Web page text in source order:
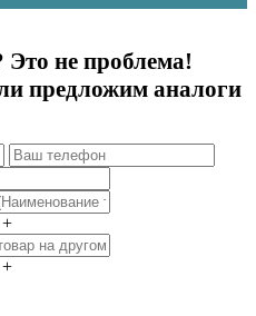
не проблема!
предложим аналоги
+
+